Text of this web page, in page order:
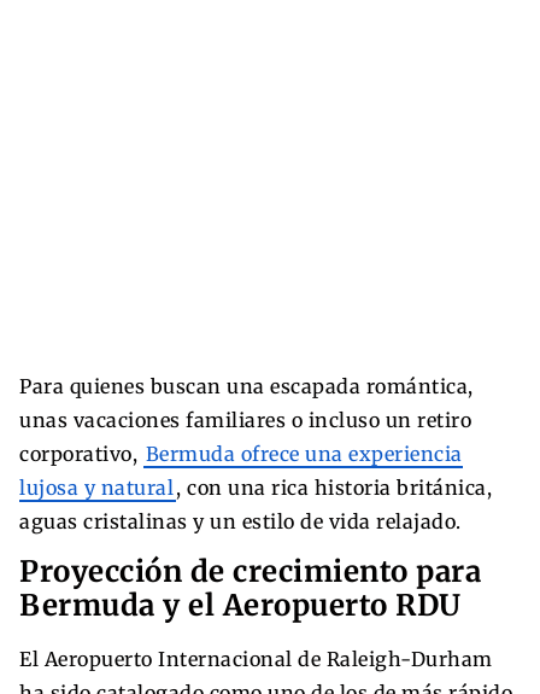
Para quienes buscan una escapada romántica,
unas vacaciones familiares o incluso un retiro
corporativo, Bermuda ofrece una experiencia
lujosa y natural , con una rica historia británica,
aguas cristalinas y un estilo de vida relajado.
Proyección de crecimiento para
Bermuda y el Aeropuerto RDU
El Aeropuerto Internacional de Raleigh-Durham